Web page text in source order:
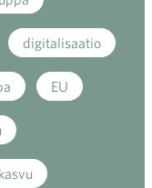
digitalisaatio
EU
kasvu